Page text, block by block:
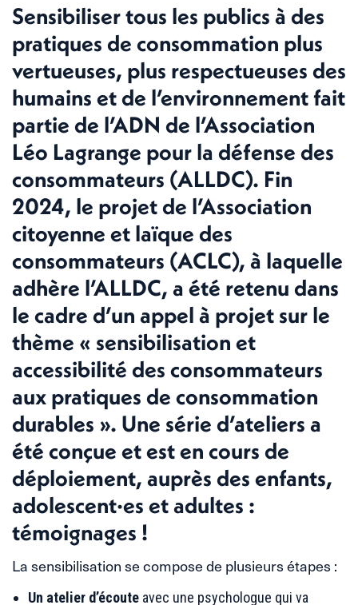
Sensibiliser tous les publics à des
pratiques de consommation plus
vertueuses, plus respectueuses des
humains et de l’environnement fait
partie de l’ADN de l’Association
Léo Lagrange pour la défense des
consommateurs (ALLDC). Fin
2024, le projet de l’Association
citoyenne et laïque des
consommateurs (ACLC), à laquelle
adhère l’ALLDC, a été retenu dans
le cadre d’un appel à projet sur le
thème « sensibilisation et
accessibilité des consommateurs
aux pratiques de consommation
durables ». Une série d’ateliers a
été conçue et est en cours de
déploiement, auprès des enfants,
adolescent·es et adultes :
témoignages !
La sensibilisation se compose de plusieurs étapes :
Un atelier d’écoute avec une psychologue qui va